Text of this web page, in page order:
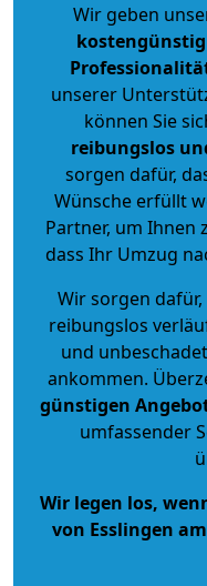
Wir geben
kostengünstig
unserer
können Sie
reibungslos
sorgen dafür,
Wünsche erfüllt
Partner, um Ihnen
dass Ihr Umzug
Wir sorgen
reibungslos
und
ankommen.
günstigen
umfassender
Wir legen los,
von Esslingen